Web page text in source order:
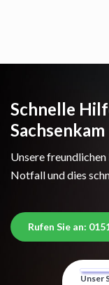
Schnelle
Sachsenkam
Unsere
Notfall und dies
Rufen Sie an:
Unser